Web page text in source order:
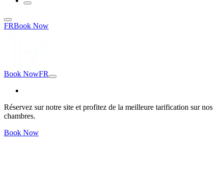
FRBook Now
Book NowFR
Réservez sur notre site et profitez de la meilleure tarification sur nos
chambres.
Book Now